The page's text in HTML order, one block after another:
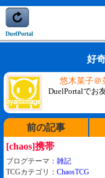
DuelPortal
好
悠木菜子＠
DuelPortalでお
前の記事
[chaos]携帯
ブログテーマ： 雑記
TCGカテゴリ： ChaosTCG